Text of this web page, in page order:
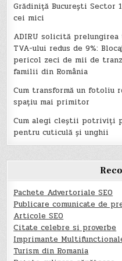
Grădiniță București Sector
cei mici
ADIRU solicită
TVA-ului redus de 9%:
pericol zeci de mii de
familii din România
Cum transformă un
spațiu mai primitor
Cum alegi cleștii potriviți
pentru cuticulă și unghii
Pachete Advertoriale SEO
Publicare comunicate de
Articole SEO
Citate celebre si proverbe
Imprimante
Turism din Romania